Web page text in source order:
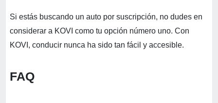
Si estás buscando un auto por suscripción, no dudes en
considerar a KOVI como tu opción número uno. Con
KOVI, conducir nunca ha sido tan fácil y accesible.
FAQ